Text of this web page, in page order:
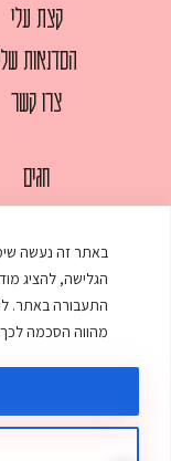
באתר זה נעשה
הגלישה, להציג
התעבורה באתר.
מהווה הסכמה
קצת עלי
הסדנאות
צרו קשר
חגים
מאפים
ממולאים
מרקים